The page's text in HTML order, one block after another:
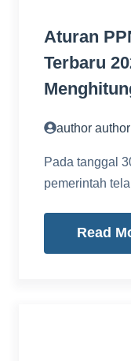
Aturan
Terbaru
author author
Pada tanggal
pemerintah
Read